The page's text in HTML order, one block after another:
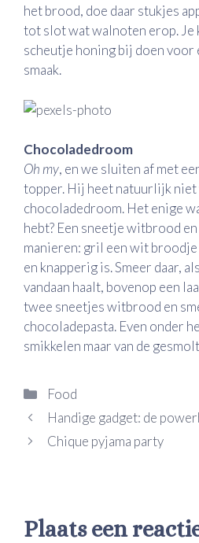
het brood, doe daar stukjes
tot slot wat walnoten erop. Je
scheutje honing bij doen voor
smaak.
Chocoladedroom
Oh my, en we sluiten af met
topper. Hij heet natuurlijk
chocoladedroom. Het enige
hebt? Een sneetje witbrood
manieren: gril een wit
en knapperig is. Smeer daar,
vandaan haalt, bovenop een
twee sneetjes witbrood en
chocoladepasta. Even onder
smikkelen maar van de
Categorieën
Food
Handige gadget: de
Chique pyjama party
Plaats een